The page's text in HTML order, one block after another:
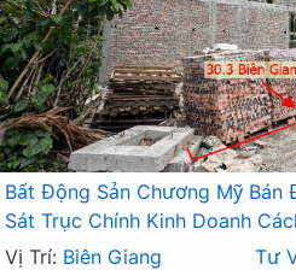
Bất Động Sản Chương Mỹ Bán
Sát Trục Chính Kinh Doanh
Chỉ Vài Trăm Mét
Vị Trí: Biên Giang Tư